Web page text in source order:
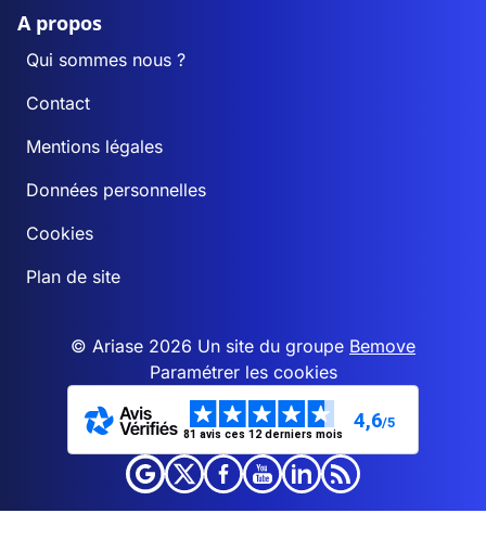
A propos
Qui sommes nous ?
Contact
Mentions légales
Données personnelles
Cookies
Plan de site
© Ariase 2026 Un site du groupe Bemove
Paramétrer les cookies
81 avis ces 12 derniers mois
4,6/5